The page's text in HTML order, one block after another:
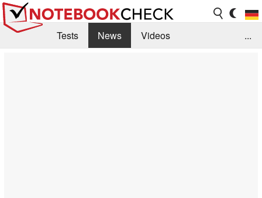
Tests News
Videos
...